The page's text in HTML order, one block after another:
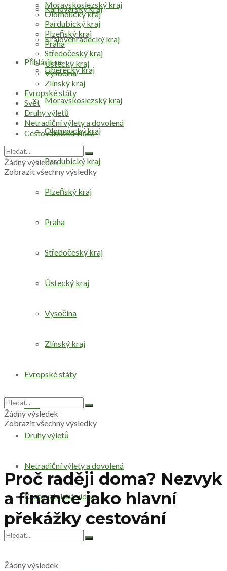
Přihlásit se
Karlovarský kraj
Královéhradecký kraj
Liberecký kraj
Moravskoslezský kraj
Olomoucký kraj
Pardubický kraj
Plzeňský kraj
Praha
Středočeský kraj
Ústecký kraj
Vysočina
Zlínský kraj
Evropské státy
Svět
Druhy výletů
Netradiční výlety a dovolená
Cestovatelská videa
Žádný výsledek
Moravskoslezský kraj
Olomoucký kraj
Pardubický kraj
Plzeňský kraj
Praha
Středočeský kraj
Ústecký kraj
Vysočina
Zlínský kraj
Evropské státy
Svět
Druhy výletů
Netradiční výlety a dovolená
Cestovatelská videa
Žádný výsledek
Zobrazit všechny výsledky
Žádný výsledek
Zobrazit všechny výsledky
Proč raději doma? Nezvyk
a finance jako hlavní
překážky cestování